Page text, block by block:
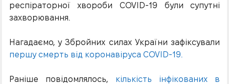
респіраторної хвороби COVID-19 були супутні
захворювання.
Нагадаємо, у Збройних силах України зафіксували
першу смерть від коронавіруса COVID-19.
Раніше повідомлялось, кількість інфікованих в